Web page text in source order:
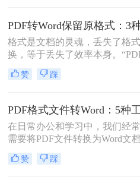
背后，是无数职场人和内容创作
对合同、报告、文献时，渴望
取、编辑信息的真切需求。
格式是文档的灵魂，丢失了格
换，等于丢失了效率本身。
Word，排版全乱了，还不如自
一遍！”这是小编在后台收到最
域多年的测评博主，我深知一份
错乱、需要手动调整数小时的
档，对职场人来说是多么糟糕
验。那么pdf转word如何保留原
呢？
赞 踩
在日常办公和学习中，我们经
需要将PDF文件转换为Word文
求。PDF格式的文件如何转Word
是困扰许多用户的难题。无论是
赞 踩